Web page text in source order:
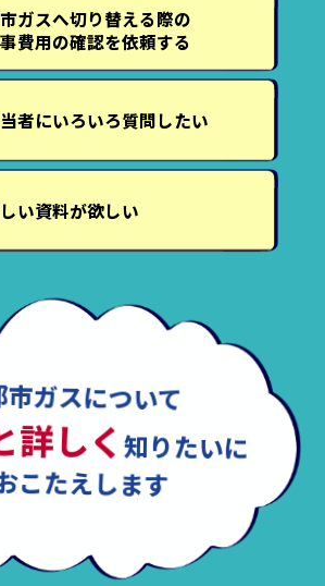
ガスへ切り替える際の
費用の確認を依頼する
者にいろいろ質問したい
い資料が欲しい
市ガスについて
詳しく 知りたいに
こたえします